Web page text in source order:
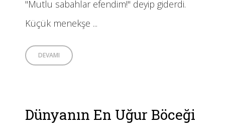
"Mutlu sabahlar efendim!" deyip giderdi.
Küçük menekşe ...
DEVAMI
Dünyanın En Uğur Böceği